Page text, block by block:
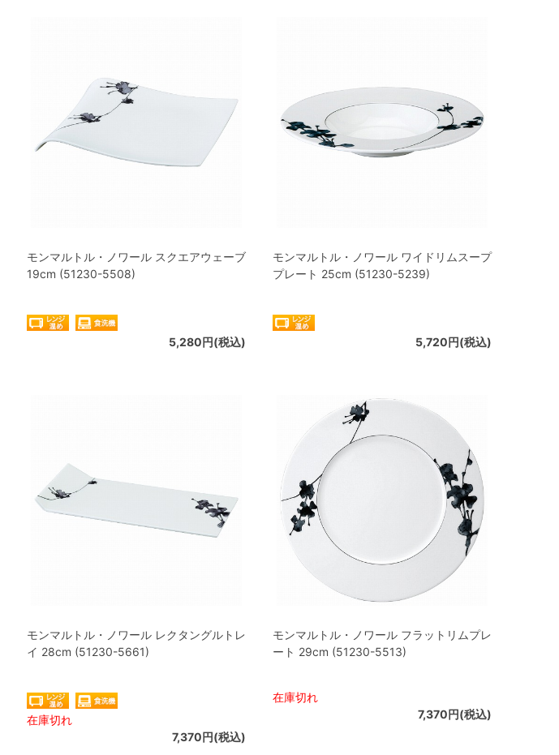
モンマルトル・ノワール スクエアウェーブ
19cm (51230-5508)
5,280円(税込)
モンマルトル・ノワール ワイドリムスープ
プレート 25cm (51230-5239)
5,720円(税込)
モンマルトル・ノワール レクタングルトレ
イ 28cm (51230-5661)
在庫切れ
7,370円(税込)
モンマルトル・ノワール フラットリムプレ
ート 29cm (51230-5513)
在庫切れ
7,370円(税込)